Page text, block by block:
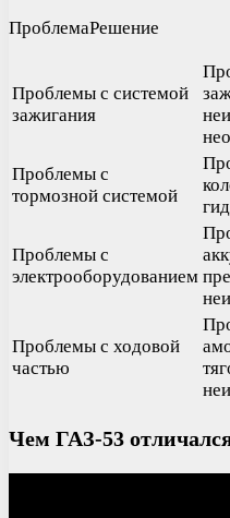
ПроблемаРешение
Проблемы с системой
зажигания
Проблемы с
тормозной системой
Проблемы с
электрооборудованием
Проблемы с ходовой
частью
Чем ГАЗ-53